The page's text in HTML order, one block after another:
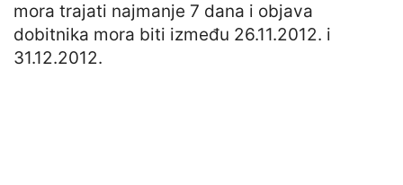
mora trajati najmanje 7 dana i objava
dobitnika mora biti između 26.11.2012. i
31.12.2012.